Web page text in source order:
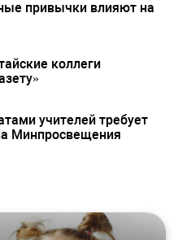
привычки влияют на
коллеги
учителей требует
Минпросвещения